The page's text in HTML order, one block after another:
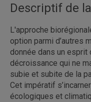
Descriptif de
L'approche
option parmi d’autres
donnée dans un
décroissance qui ne
subie et subite de la
Cet impératif
écologiques et